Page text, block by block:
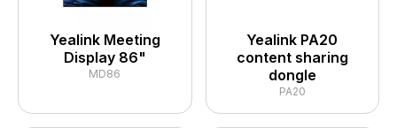
Yealink Meeting
Display 86"
MD86
Yealink PA20
content sharing
dongle
PA20